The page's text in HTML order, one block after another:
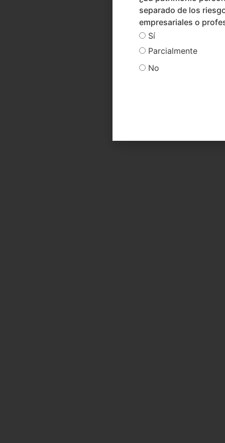
separado de los
empresariales o
Sí
Parcialmente
No